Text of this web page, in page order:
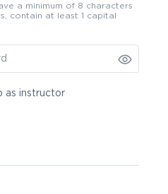
a minimum of 8 characters
contain at least 1 capital
as instructor